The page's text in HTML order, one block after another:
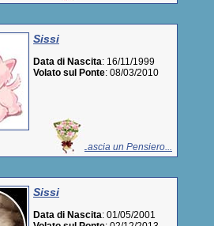
Sissi
Data di Nascita: 16/11/1999
Volato sul Ponte: 08/03/2010
Lascia un Pensiero...
Sissi
Data di Nascita: 01/05/2001